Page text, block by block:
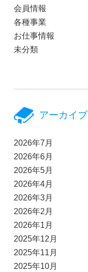
会員情報
各種事業
お仕事情報
未分類
アーカイブ
2026年7月
2026年6月
2026年5月
2026年4月
2026年3月
2026年2月
2026年1月
2025年12月
2025年11月
2025年10月